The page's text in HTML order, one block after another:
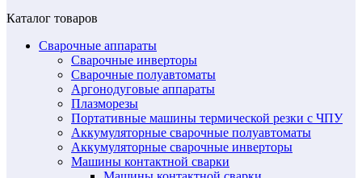
Каталог товаров
Сварочные аппараты
Сварочные инверторы
Сварочные полуавтоматы
Аргонодуговые аппараты
Плазморезы
Портативные машины термической резки с ЧПУ
Аккумуляторные сварочные полуавтоматы
Аккумуляторные сварочные инверторы
Машины контактной сварки